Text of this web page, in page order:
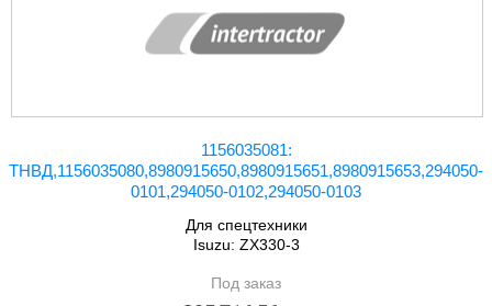
1156035081:
ТНВД,1156035080,8980915650,8980915651,8980915653,294050-
0101,294050-0102,294050-0103
Для спецтехники
Isuzu: ZX330-3
Под заказ